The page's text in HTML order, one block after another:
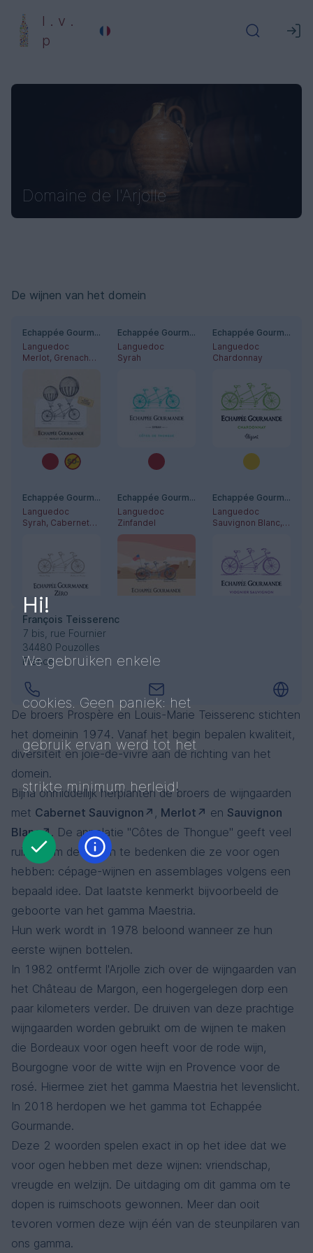
l . v .
p
Domaine de l'Arjolle
François Teisserenc
7 bis, rue Fournier
34480 Pouzolles
France
De broers Prospère en Louis-Marie Teisserenc stichten
het domeinin 1974. Vanaf het begin bepalen kwaliteit,
diversiteit en joie-de-vivre aan de richting van het
domein.
Bijna onmiddellijk herplanten de broers de wijngaarden
met Cabernet Sauvignon , Merlot en Sauvignon
Blanc
. De appelatie "Côtes de Thongue" geeft veel
ruimte om de wijnen te bedenken die ze voor ogen
hebben: cépage-wijnen en assemblages volgens een
bepaald idee. Dat laatste kenmerkt bijvoorbeeld de
geboorte van het gamma Maestria.
Hun werk wordt in 1978 beloond wanneer ze hun
eerste wijnen bottelen.
In 1982 ontfermt l'Arjolle zich over de wijngaarden van
het Château de Margon, een hogergelegen dorp een
paar kilometers verder. De druiven van deze prachtige
wijngaarden worden gebruikt om de wijnen te maken
die Bordeaux voor ogen heeft voor de rode wijn,
Bourgogne voor de witte wijn en Provence voor de
rosé. Hiermee ziet het gamma Maestria het levenslicht.
In 2018 herdopen we het gamma tot Echappée
Gourmande.
Deze 2 woorden spelen exact in op het idee dat we
voor ogen hebben met deze wijnen: vriendschap,
vreugde en welzijn. De uitdaging om dit gamma om te
dopen is ruimschoots gewonnen. Meer dan ooit
tevoren vormen deze wijn één van de steunpilaren van
ons gamma.
De wijnen van het domein
Echappée Gourmande - Naturel
Languedoc
Merlot, Grenache Noir
Echappée Gourmande Syrah
Languedoc
Syrah
Echappée Gourmande - Chardonnay
Languedoc
Chardonnay
Echappée Gourmande - Zéro Sparkling Rosé
Languedoc
Syrah, Cabernet-Sauvignon
Echappée Gourmande - Zinfandel
Languedoc
Zinfandel
Echappée Gourmande - Viognier Sauvignon
Languedoc
Sauvignon Blanc, Viognier
Echappée Gourmande - Zéro Grenache-Merlot
Cabernet-Sauvignon, Merlot
Echappée Gourmande - Zéro Sparkling Blanc
Languedoc
Sauvignon Blanc, Viognier
Echappée Gourmande - Zéro Viognier-Sauvignon
Sauvignon Blanc, Viognier
Echappée Gourmande - Muscat à Petit Grains
Languedoc
Echappée Gourmande - Rosé
Languedoc
Hi!
We gebruiken enkele
cookies. Geen paniek: het
gebruik ervan werd tot het
strikte minimum herleid!